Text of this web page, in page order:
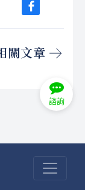
關文章
諮詢